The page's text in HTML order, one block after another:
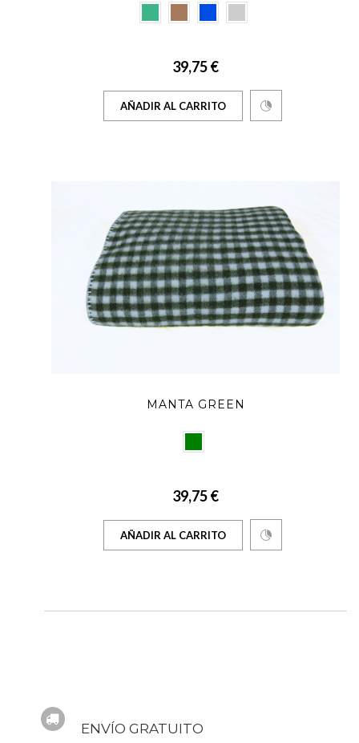
39,75 €
AÑADIR AL CARRITO
MANTA GREEN
39,75 €
AÑADIR AL CARRITO
ENVÍO GRATUITO